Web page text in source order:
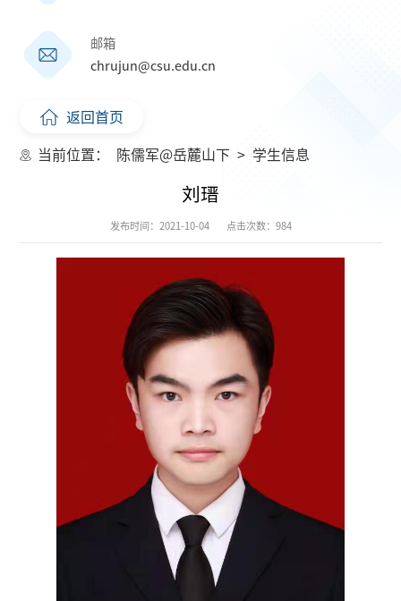
邮箱
chrujun@csu.edu.cn
返回首页
当前位置： 陈儒军@岳麓山下 > 学生信息
刘瑨
发布时间：2021-10-04 点击次数： 984